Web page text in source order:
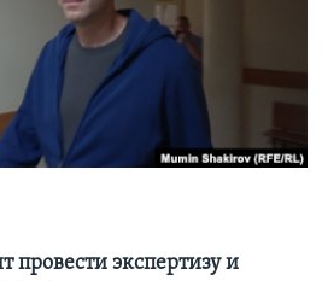
провести экспертизу и